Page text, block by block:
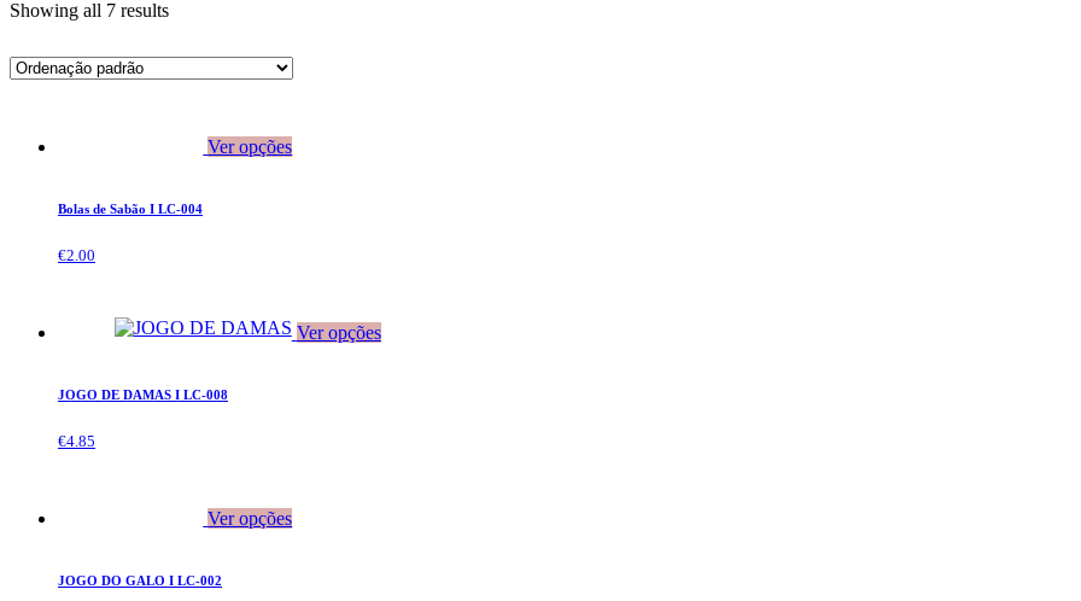
Showing all 7 results
Ver opções
Bolas de Sabão I LC-004
€2.00
Ver opções
JOGO DE DAMAS I LC-008
€4.85
Ver opções
JOGO DO GALO I LC-002